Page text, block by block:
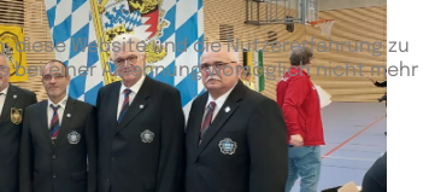
diese Website und die Nutzererfahrung zu
bei einer Ablehnung womöglich nicht mehr